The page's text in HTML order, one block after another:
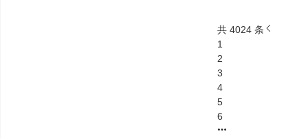
共 4024 条
1
2
3
4
5
6